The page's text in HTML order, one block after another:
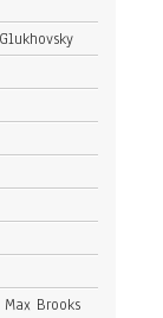
Brooks